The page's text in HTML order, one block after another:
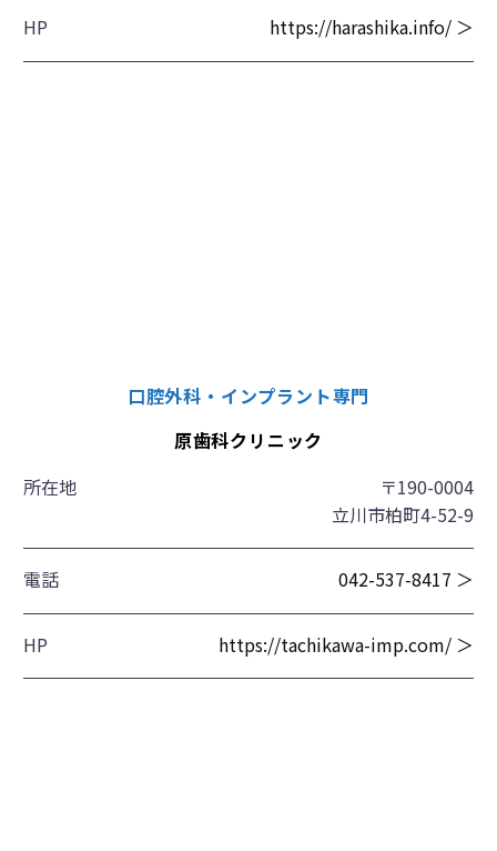
HP https://harashika.info/ ＞
口腔外科・インプラント専門
原歯科クリニック
所在地
〒190-0004
立川市柏町4-52-9
電話 042-537-8417 ＞
HP https://tachikawa-imp.com/ ＞